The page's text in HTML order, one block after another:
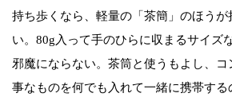
持ち歩くなら、軽量の「茶簡」のほうが
い。80g入って手のひらに収まるサイズ
邪魔にならない。茶筒と使うもよし、
事なものを何でも入れて一緒に携帯する